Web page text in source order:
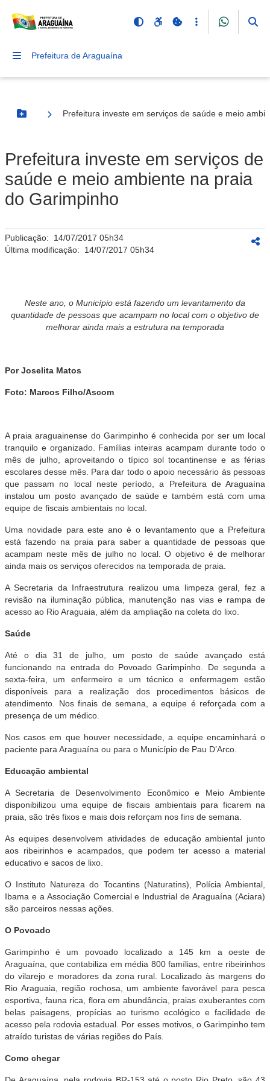
Prefeitura de Araguaína
Botão Menu
Prefeitura investe em serviços de saúde e meio
Prefeitura investe em serviços de
saúde e meio ambiente na praia
do Garimpinho
Publicação: 14/07/2017 05h34
Última modificação: 14/07/2017 05h34
Neste ano, o Município está fazendo um levantamento da
quantidade de pessoas que acampam no local com o objetivo de
melhorar ainda mais a estrutura na temporada
Por Joselita Matos
Foto: Marcos Filho/Ascom
A praia araguainense do Garimpinho é conhecida por ser um local
tranquilo e organizado. Famílias inteiras acampam durante todo o
mês de julho, aproveitando o típico sol tocantinense e as férias
escolares desse mês. Para dar todo o apoio necessário às pessoas
que passam no local neste período, a Prefeitura de Araguaína
instalou um posto avançado de saúde e também está com uma
equipe de fiscais ambientais no local.
Uma novidade para este ano é o levantamento que a Prefeitura
está fazendo na praia para saber a quantidade de pessoas que
acampam neste mês de julho no local. O objetivo é de melhorar
ainda mais os serviços oferecidos na temporada de praia.
A Secretaria da Infraestrutura realizou uma limpeza geral, fez a
revisão na iluminação pública, manutenção nas vias e rampa de
acesso ao Rio Araguaia, além da ampliação na coleta do lixo.
Saúde
Até o dia 31 de julho, um posto de saúde avançado está
funcionando na entrada do Povoado Garimpinho. De segunda a
sexta-feira, um enfermeiro e um técnico e enfermagem estão
disponíveis para a realização dos procedimentos básicos de
atendimento. Nos finais de semana, a equipe é reforçada com a
presença de um médico.
Nos casos em que houver necessidade, a equipe encaminhará o
paciente para Araguaína ou para o Município de Pau D’Arco.
Educação ambiental
A Secretaria de Desenvolvimento Econômico e Meio Ambiente
disponibilizou uma equipe de fiscais ambientais para ficarem na
praia, são três fixos e mais dois reforçam nos fins de semana.
As equipes desenvolvem atividades de educação ambiental junto
aos ribeirinhos e acampados, que podem ter acesso a material
educativo e sacos de lixo.
O Instituto Natureza do Tocantins (Naturatins), Polícia Ambiental,
Ibama e a Associação Comercial e Industrial de Araguaína (Aciara)
são parceiros nessas ações.
O Povoado
Garimpinho é um povoado localizado a 145 km a oeste de
Araguaína, que contabiliza em média 800 famílias, entre ribeirinhos
do vilarejo e moradores da zona rural. Localizado às margens do
Rio Araguaia, região rochosa, um ambiente favorável para pesca
esportiva, fauna rica, flora em abundância, praias exuberantes com
belas paisagens, propícias ao turismo ecológico e facilidade de
acesso pela rodovia estadual. Por esses motivos, o Garimpinho tem
atraído turistas de várias regiões do País.
Como chegar